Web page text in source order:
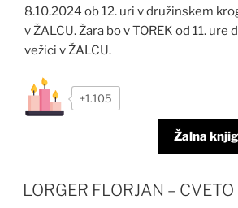
8.10.2024 ob 12. uri v družinskem
v ŽALCU. Žara bo v TOREK od 11. ure
vežici v ŽALCU.
+1.105
Žalna
LORGER FLORJAN –